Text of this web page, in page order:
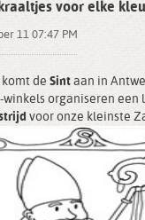
kraaltjes voor elke
11 07:47 PM
de Sint aan in
organiseren een
voor onze kleinste